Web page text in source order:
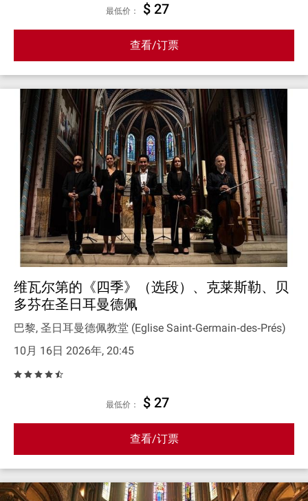
最低价： $ 27
查看/订票
维瓦尔第的《四季》（选段）、克莱斯勒、贝
多芬在圣日耳曼德佩
巴黎, 圣日耳曼德佩教堂 (Eglise Saint‐Germain‐des‐Prés)
10月 16日 2026年, 20:45
最低价： $ 27
查看/订票